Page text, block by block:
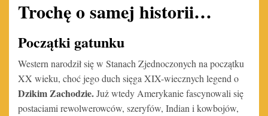
Trochę o samej historii…
Początki gatunku
Western narodził się w Stanach Zjednoczonych na początku
XX wieku, choć jego duch sięga XIX-wiecznych legend o
Dzikim Zachodzie.Już wtedy Amerykanie fascynowali się
postaciami rewolwerowców, szeryfów, Indian i kowbojów,